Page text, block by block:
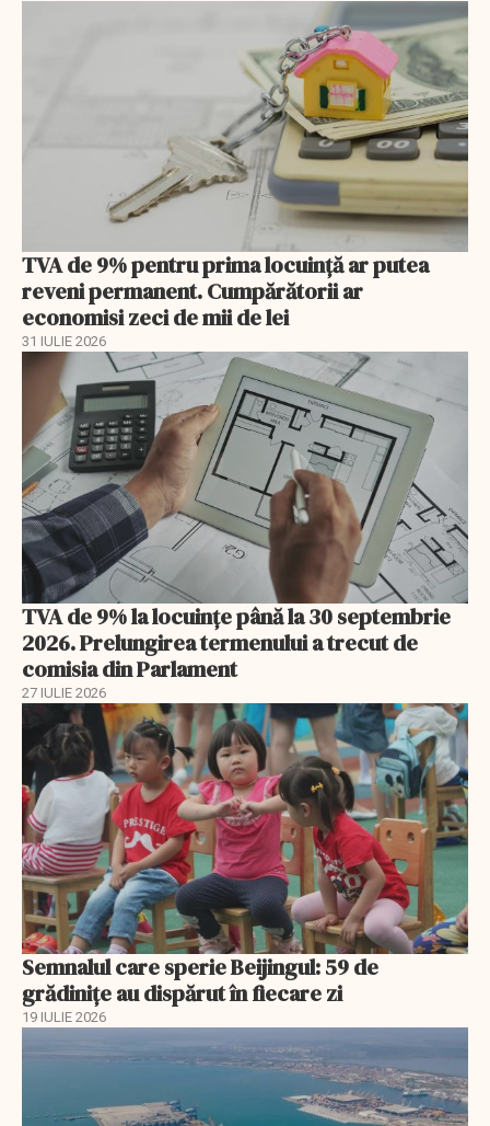
TVA de 9% pentru prima locuință ar putea
reveni permanent. Cumpărătorii ar
economisi zeci de mii de lei
31 IULIE 2026
TVA de 9% la locuințe până la 30 septembrie
2026. Prelungirea termenului a trecut de
comisia din Parlament
27 IULIE 2026
Semnalul care sperie Beijingul: 59 de
grădinițe au dispărut în fiecare zi
19 IULIE 2026